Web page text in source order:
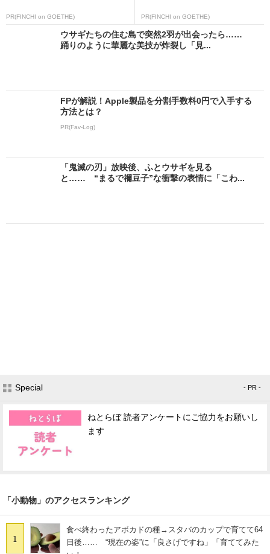
PR(FINCHI on GOETHE) PR(FINCHI on GOETHE)
ウサギたちの住む島で突然2羽が出会ったら……
踊りのように華麗な美技が炸裂し「見...
FPが解説！Apple製品を分割手数料0円で入手する
方法とは？
PR(Fav-Log)
「鬼滅の刃」放映後、ふとウサギを見る
と…… “まるで禰豆子”な衝撃の表情に「こわ...
Special - PR -
ねとらぼ 読者アンケートにご協力をお願いし
ます
「小動物」のアクセスランキング
1
食べ終わったアボカドの種→スタバのカップで育てて64
日後…… “現在の姿”に「良さげですね」「育ててみた